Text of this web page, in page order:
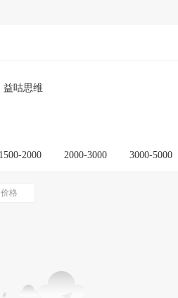
益咕思维
1500-2000 2000-3000 3000-5000